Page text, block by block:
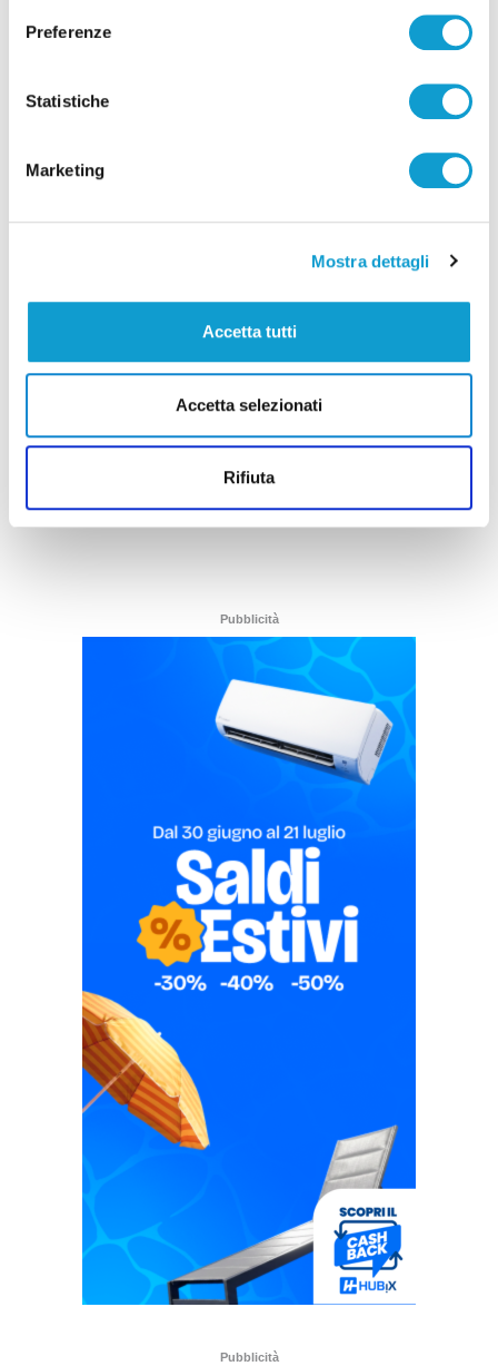
Preferenze
Statistiche
Marketing
Mostra dettagli
Accetta tutti
Accetta selezionati
Rifiuta
Detenuto aggredisce cinque agenti nel
carcere di Ascoli Piceno: due feriti
di Sergio Cinquino
Pubblicità
Pubblicità